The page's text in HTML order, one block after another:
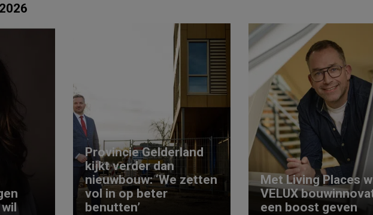
Provincie Gelderland
kijkt verder dan
nieuwbouw: ‘We zetten
vol in op beter
benutten’
Met Living Places
VELUX
een boost geven